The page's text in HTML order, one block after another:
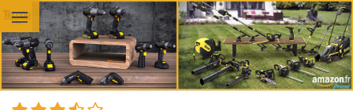
Aller au contenu principal